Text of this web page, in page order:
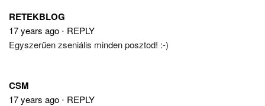
RETEKBLOG
17 years ago ⋅ REPLY
Egyszerűen zseniális minden posztod! :-)
CSM
17 years ago ⋅ REPLY